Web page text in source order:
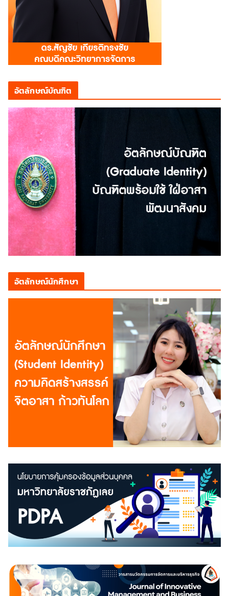
อัตลักษณ์บัณฑิต
อัตลักษณ์นักศึกษา